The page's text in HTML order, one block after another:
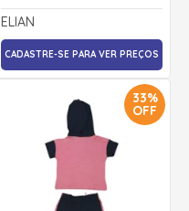
ELIAN
CADASTRE-SE PARA VER PREÇOS
33%
OFF